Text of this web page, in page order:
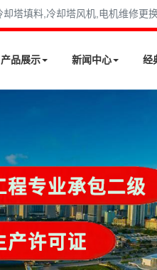
塔填料,冷却塔风机,电机维修更换
产品展示 新闻中心 经